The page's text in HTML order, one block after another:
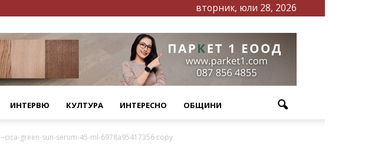
вторник, юли 28, 2026
ИНТЕРВЮ КУЛТУРА ИНТЕРЕСНО ОБЩИНИ
cica-green-sun-serum-45-ml-6978a95417356 copy